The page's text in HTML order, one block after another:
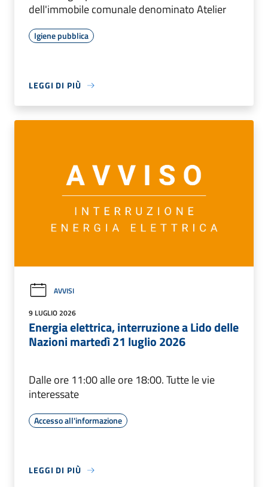
dell'immobile comunale denominato Atelier
Igiene pubblica
LEGGI DI PIÙ
AVVISI
9 LUGLIO 2026
Energia elettrica, interruzione a Lido delle
Nazioni martedì 21 luglio 2026
Dalle ore 11:00 alle ore 18:00. Tutte le vie
interessate
Accesso all'informazione
LEGGI DI PIÙ